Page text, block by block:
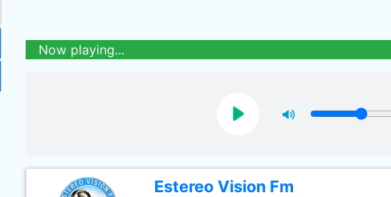
Now playing...
Estereo Vision Fm